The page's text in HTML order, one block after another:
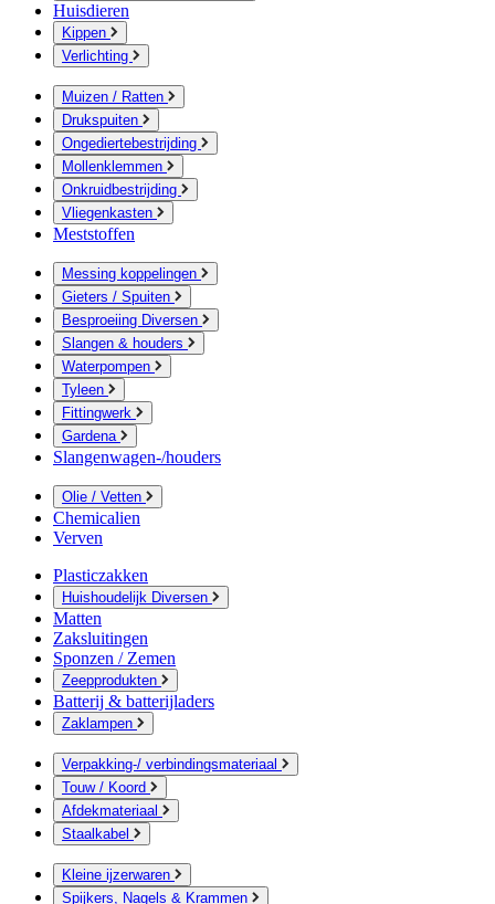
Huisdieren
Kippen
Verlichting
Muizen / Ratten
Drukspuiten
Ongediertebestrijding
Mollenklemmen
Onkruidbestrijding
Vliegenkasten
Meststoffen
Messing koppelingen
Gieters / Spuiten
Besproeiing Diversen
Slangen & houders
Waterpompen
Tyleen
Fittingwerk
Gardena
Slangenwagen-/houders
Olie / Vetten
Chemicalien
Verven
Plasticzakken
Huishoudelijk Diversen
Matten
Zaksluitingen
Sponzen / Zemen
Zeepprodukten
Batterij & batterijladers
Zaklampen
Verpakking-/ verbindingsmateriaal
Touw / Koord
Afdekmateriaal
Staalkabel
Kleine ijzerwaren
Spijkers, Nagels & Krammen